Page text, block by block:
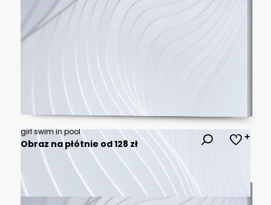
girl swim in pool
Obraz na płótnie od 128 zł